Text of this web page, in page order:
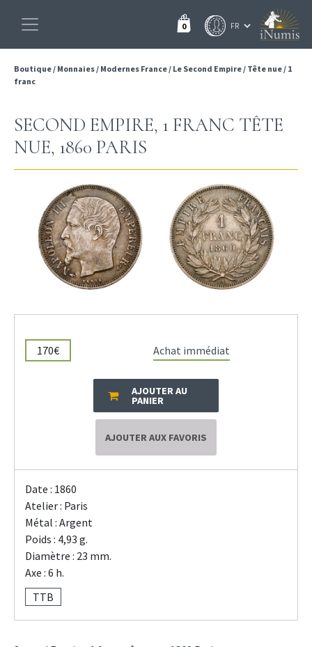
0
Boutique/ Monnaies/ Modernes France/ Le Second Empire/ Tête nue/ 1
franc
SECOND EMPIRE, 1 FRANC TÊTE
NUE, 1860 PARIS
170€ Achat immédiat
AJOUTER AU
PANIER
AJOUTER AUX FAVORIS
Date : 1860
Atelier : Paris
Métal : Argent
Poids : 4,93 g.
Diamètre : 23 mm.
Axe : 6 h.
TTB